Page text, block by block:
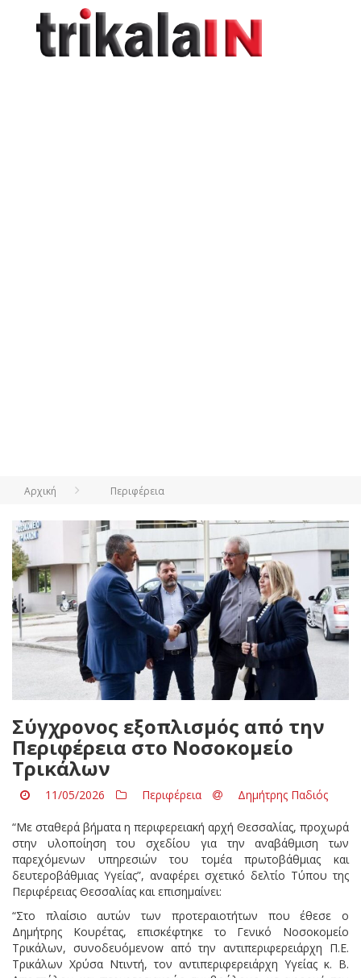
Αρχική Περιφέρεια
Σύγχρονος εξοπλισμός από την
Περιφέρεια στο Νοσοκομείο
Τρικάλων
11/05/2026 Περιφέρεια Δημήτρης Παδιός
“Με σταθερά βήματα η περιφερειακή αρχή Θεσσαλίας, προχωρά
στην υλοποίηση του σχεδίου για την αναβάθμιση των
παρεχόμενων υπηρεσιών του τομέα πρωτοβάθμιας και
δευτεροβάθμιας Υγείας”, αναφέρει σχετικό δελτίο Τύπου της
Περιφέρειας Θεσσαλίας και επισημαίνει:
“Στο πλαίσιο αυτών των προτεραιοτήτων που έθεσε ο
Δημήτρης Κουρέτας, επισκέφτηκε το Γενικό Νοσοκομείο
Τρικάλων, συνοδευόμενow από την αντιπεριφερειάρχη Π.Ε.
Τρικάλων Χρύσα Ντιντή, τον αντιπεριφερειάρχη Υγείας κ. Β.